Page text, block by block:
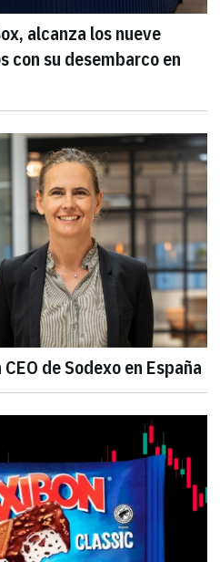
alcanza los nueve
con su desembarco en
de Sodexo en España